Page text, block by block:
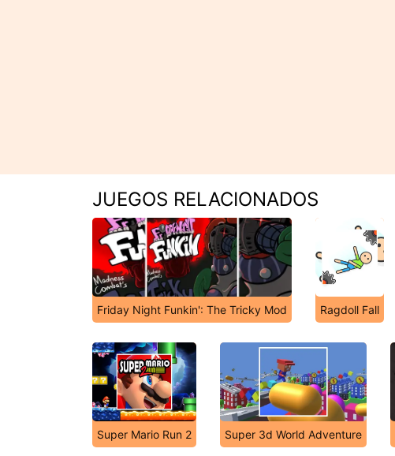
JUEGOS RELACIONADOS
Friday Night Funkin': The Tricky Mod Ragdoll Fall
Super Mario Run 2 Super 3d World Adventure